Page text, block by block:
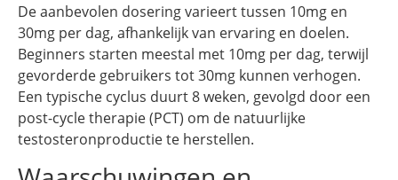
De aanbevolen dosering varieert tussen 10mg en
30mg per dag, afhankelijk van ervaring en doelen.
Beginners starten meestal met 10mg per dag, terwijl
gevorderde gebruikers tot 30mg kunnen verhogen.
Een typische cyclus duurt 8 weken, gevolgd door een
post-cycle therapie (PCT) om de natuurlijke
testosteronproductie te herstellen.